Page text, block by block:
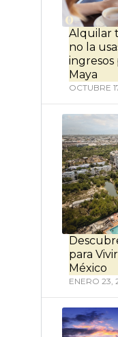
Alquilar
no la
ingresos
Maya
OCTUBRE
para
México
ENERO 23,